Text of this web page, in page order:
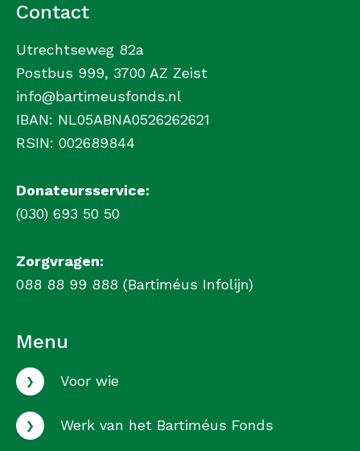
Contact
Utrechtseweg 82a
Postbus 999, 3700 AZ Zeist
info@bartimeusfonds.nl
IBAN: NL05ABNA0526262621
RSIN: 002689844
Donateursservice:
(030) 693 50 50
Zorgvragen:
088 88 99 888 (Bartiméus Infolijn)
Menu
› Voor wie
› Werk van het Bartiméus Fonds